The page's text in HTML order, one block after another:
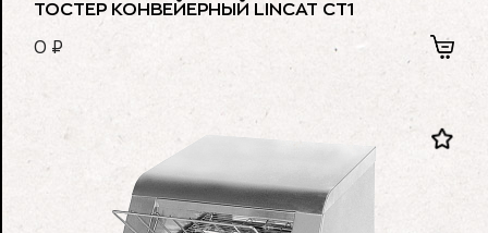
ТОСТЕР КОНВЕЙЕРНЫЙ LINCAT CT1
0 ₽